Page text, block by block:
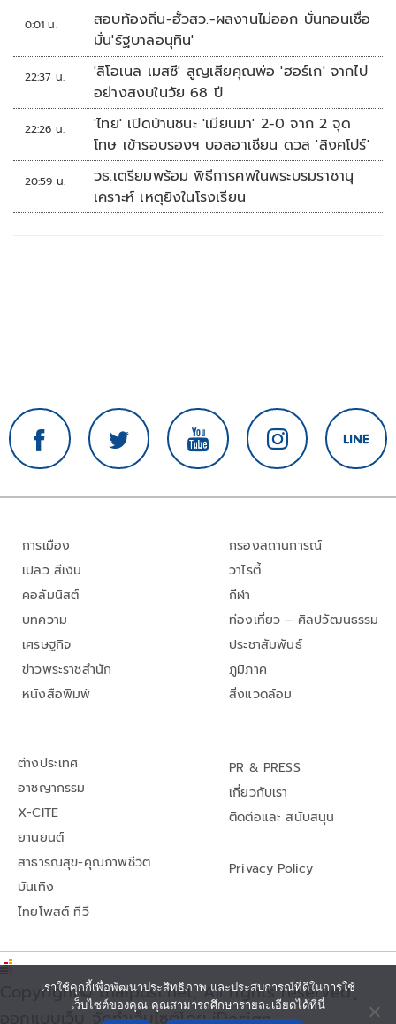
0:01 น.
สอบท้องถิ่น-ฮั้วสว.-ผลงานไม่ออก บั่นทอนเชื่อ
มั่น'รัฐบาลอนุทิน'
22:37 น.
'ลิโอเนล เมสซี' สูญเสียคุณพ่อ 'ฮอร์เก' จากไป
อย่างสงบในวัย 68 ปี
22:26 น.
'ไทย' เปิดบ้านชนะ 'เมียนมา' 2-0 จาก 2 จุด
โทษ เข้ารอบรองฯ บอลอาเซียน ดวล 'สิงคโปร์'
20:59 น.
วธ.เตรียมพร้อม พิธีการศพในพระบรมราชานุ
เคราะห์ เหตุยิงในโรงเรียน
การเมือง
เปลว สีเงิน
คอลัมนิสต์
บทความ
เศรษฐกิจ
ข่าวพระราชสำนัก
หนังสือพิมพ์
กรองสถานการณ์
วาไรตี้
กีฬา
ท่องเที่ยว – ศิลปวัฒนธรรม
ประชาสัมพันธ์
ภูมิภาค
สิ่งแวดล้อม
ต่างประเทศ
อาชญากรรม
X-CITE
ยานยนต์
สาธารณสุข-คุณภาพชีวิต
บันเทิง
ไทยโพสต์ ทีวี
PR & PRESS
เกี่ยวกับเรา
ติดต่อและ สนับสนุน
Privacy Policy
Copyright© thaipost.net, All rights reserved.,
เราใช้คุกกี้เพื่อพัฒนาประสิทธิภาพ และประสบการณ์ที่ดีในการใช้
เว็บไซต์ของคุณ คุณสามารถศึกษารายละเอียดได้ที่นี่